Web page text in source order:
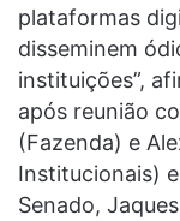
plataformas
disseminem
instituições”,
após reunião
(Fazenda) e
Institucionais)
Senado,